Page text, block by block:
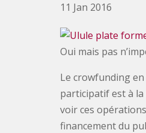
11 Jan 2016
Oui mais pas
Le crowfunding
participatif est à la
voir ces
financement du